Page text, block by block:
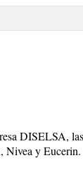
DISELSA,
Nivea y Eucerin.